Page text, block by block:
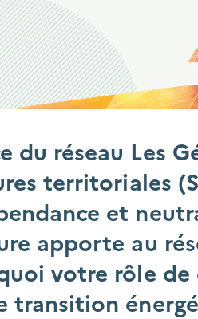
réseau Les
territoriales
et
apporte au
votre rôle
transition